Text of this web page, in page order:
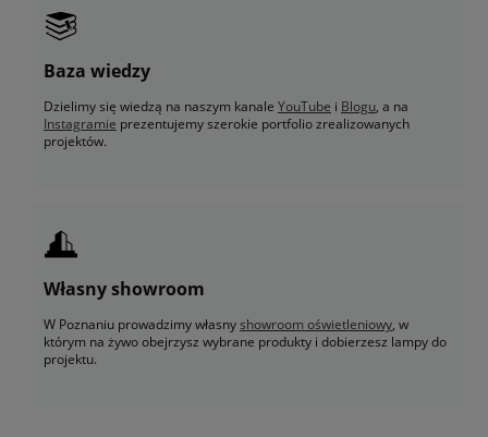
Baza wiedzy
Dzielimy się wiedzą na naszym kanale YouTube i Blogu, a na
Instagramie prezentujemy szerokie portfolio zrealizowanych
projektów.
Własny showroom
W Poznaniu prowadzimy własnyshowroom oświetleniowy, w
którym na żywo obejrzysz wybrane produkty i dobierzesz lampy do
projektu.